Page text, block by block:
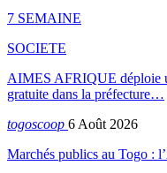
7 SEMAINE
SOCIETE
AIMES AFRIQUE déploie
gratuite dans la préfecture…
togoscoop 6 Août 2026
Marchés publics au Togo :